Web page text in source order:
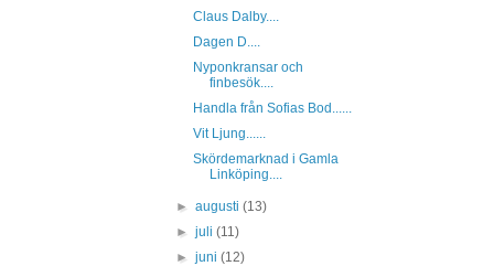
Claus Dalby....
Dagen D....
Nyponkransar och
finbesök....
Handla från Sofias Bod......
Vit Ljung......
Skördemarknad i Gamla
Linköping....
►augusti(13)
►juli(11)
►juni(12)